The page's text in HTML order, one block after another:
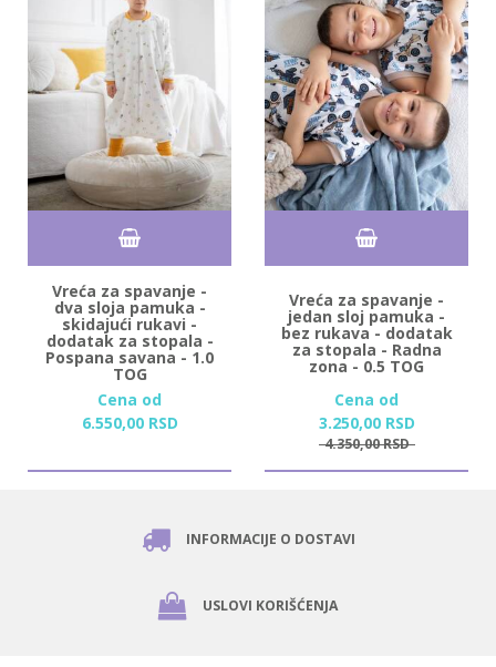
Vreća za spavanje -
dva sloja pamuka -
skidajući rukavi -
dodatak za stopala -
Pospana savana - 1.0
TOG
Cena od
6.550,00 RSD
Vreća za spavanje -
jedan sloj pamuka -
bez rukava - dodatak
za stopala - Radna
zona - 0.5 TOG
Cena od
3.250,00 RSD
4.350,00RSD
INFORMACIJE O DOSTAVI
USLOVI KORIŠĆENJA